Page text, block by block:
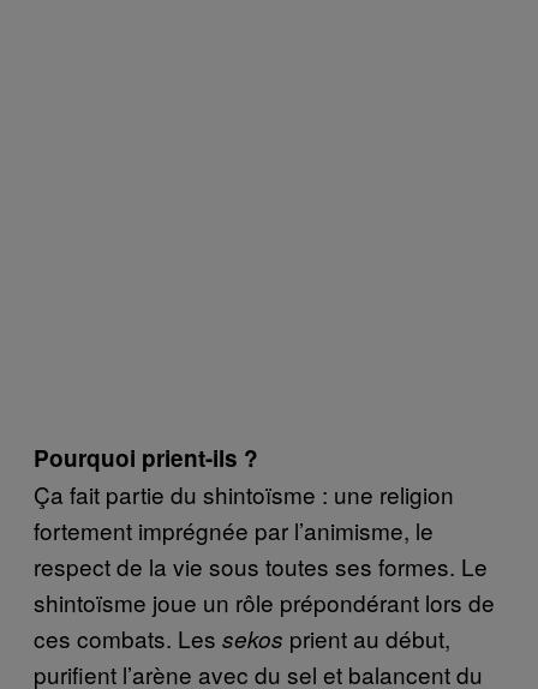
Pourquoi prient-ils ?
Ça fait partie du shintoïsme : une religion
fortement imprégnée par l’animisme, le
respect de la vie sous toutes ses formes. Le
shintoïsme joue un rôle prépondérant lors de
ces combats. Les sekos prient au début,
purifient l’arène avec du sel et balancent du